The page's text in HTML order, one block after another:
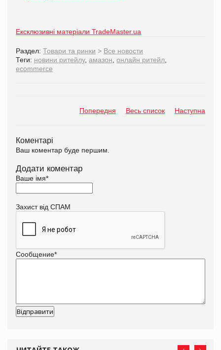
Ексклюзивні матеріали TradeMaster.ua
Раздел: Товари та ринки > Все новости
Теги: новини ритейлу, амазон онлайн ритейл
ecommerce
Попередня Весь список Наступна
Коментарі
Ваш коментар буде першим.
Додати коментар
Ваше імя*
Захист від СПАМ
Сообщение*